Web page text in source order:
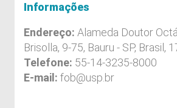
Informações
Endereço: Alameda Doutor
Brisolla, 9-75, Bauru - SP, Brasil,
Telefone: 55-14-3235-8000
E-mail: fob@usp.br